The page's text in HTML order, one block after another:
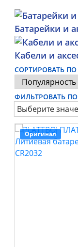
Батарейки и
Кабели и
СОРТИРОВАТЬ ПО
ФИЛЬТРОВАТЬ ПО
Выберите
Оригинал